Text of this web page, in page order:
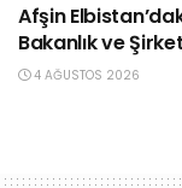
Afşin
Bakanlık ve
4 AĞUSTOS 2026